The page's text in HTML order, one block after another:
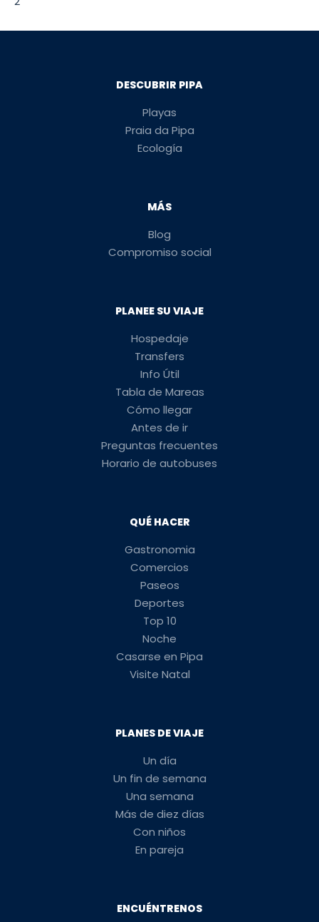
DESCUBRIR PIPA
Playas
Praia da Pipa
Ecología
MÁS
Blog
Compromiso social
PLANEE SU VIAJE
Hospedaje
Transfers
Info Útil
Tabla de Mareas
Cómo llegar
Antes de ir
Preguntas frecuentes
Horario de autobuses
QUÉ HACER
Gastronomia
Comercios
Paseos
Deportes
Top 10
Noche
Casarse en Pipa
Visite Natal
PLANES DE VIAJE
Un día
Un fin de semana
Una semana
Más de diez días
Con niños
En pareja
ENCUÉNTRENOS